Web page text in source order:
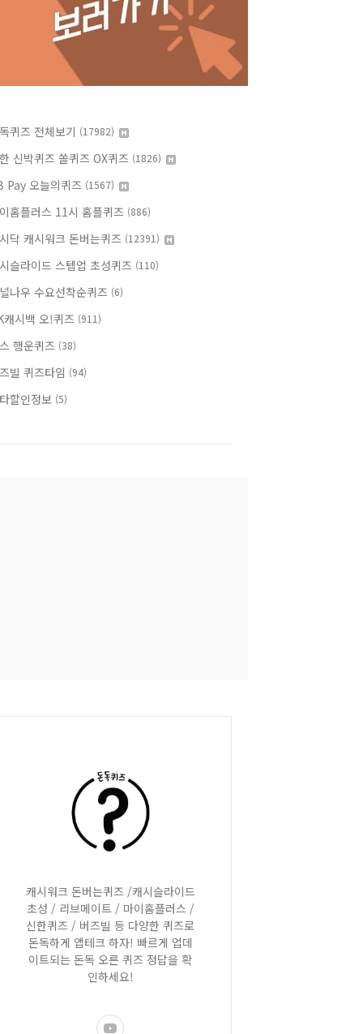
퀴즈 전체보기 (17982)
신박퀴즈 쏠퀴즈 OX퀴즈 (1826)
Pay 오늘의퀴즈 (1567)
홈플러스 11시 홈플퀴즈 (886)
닥 캐시워크 돈버는퀴즈 (12391)
슬라이드 스텝업 초성퀴즈 (110)
나우 수요선착순퀴즈 (6)
캐시백 오!퀴즈 (911)
행운퀴즈 (38)
빌 퀴즈타임 (94)
할인정보 (5)
캐시워크 돈버는퀴즈 /캐시슬라이드
초성 / 리브메이트 / 마이홈플러스 /
신한퀴즈 / 버즈빌 등 다양한 퀴즈로
돈독하게 앱테크 하자! 빠르게 업데
이트되는 돈독 오른 퀴즈 정답을 확
인하세요!